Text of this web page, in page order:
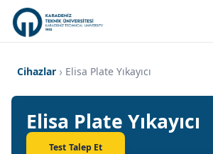
Cihazlar Elisa Plate Yıkayıcı
Elisa Plate Yıkayıcı
Test Talep Et